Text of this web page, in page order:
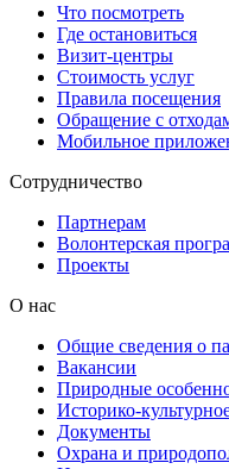
Что посмотреть
Где остановиться
Визит-центры
Стоимость услуг
Правила посещения
Обращение с
Мобильное
Сотрудничество
Партнерам
Волонтерская
Проекты
О нас
Общие сведения о
Вакансии
Природные
Историко-
Документы
Охрана и